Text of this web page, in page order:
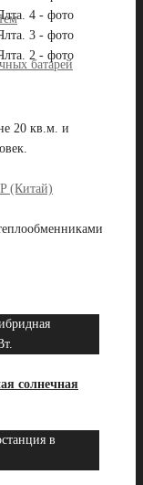
батарей
20 кв.м. и
(Китай)
солнечная